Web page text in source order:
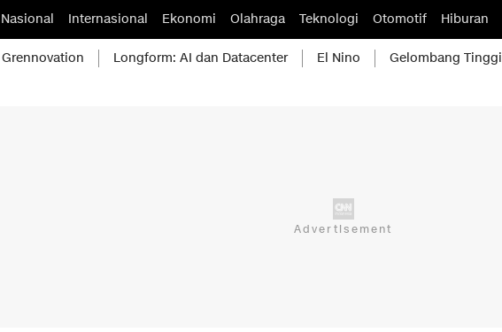
Nasional Internasional Ekonomi Olahraga Teknologi Otomotif Hiburan
Grennovation Longform: AI dan Datacenter El Nino Gelombang Tinggi